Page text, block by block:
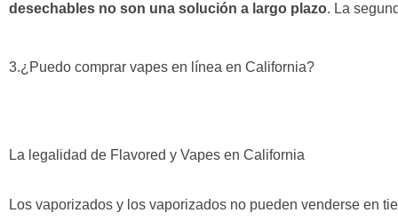
desechables no son una solución a largo plazo. La
3.¿Puedo comprar vapes en línea en California?
La legalidad de Flavored y Vapes en California
Los vaporizados y los vaporizados no pueden venderse en